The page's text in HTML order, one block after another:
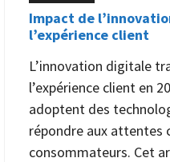
Impact de
l’expérience client
L’innovation digitale
l’expérience client en
adoptent des
répondre aux attentes
consommateurs. Cet